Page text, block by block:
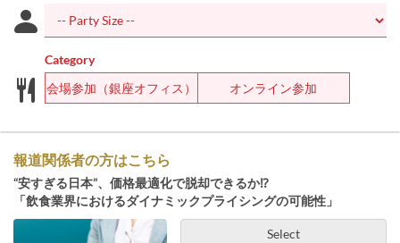
Category
会場参加（銀座オフィス）
オンライン参加
報道関係者の方はこちら
“安すぎる日本”、価格最適化で脱却できるか⁉
「飲食業界におけるダイナミックプライシングの可能性」
Select